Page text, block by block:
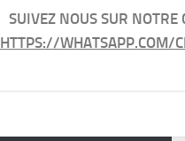
SUIVEZ NOUS SUR NOTRE
HTTPS://WHATSAPP.COM/